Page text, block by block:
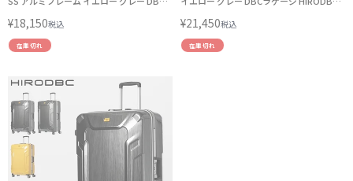
ケース
¥18,150税込
在庫切れ
¥21,450税込
在庫切れ